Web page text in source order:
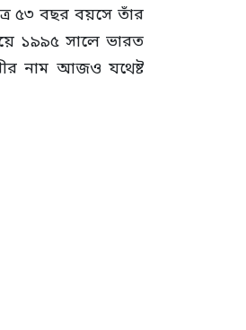
৫৩ বছর বয়সে তাঁর
১৯৯৫ সালে ভারত
নাম আজও যথেষ্ট